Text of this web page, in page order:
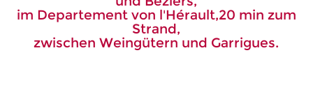
im Departement von l'Hérault,20 min zum
Strand,
zwischen Weingütern und Garrigues.